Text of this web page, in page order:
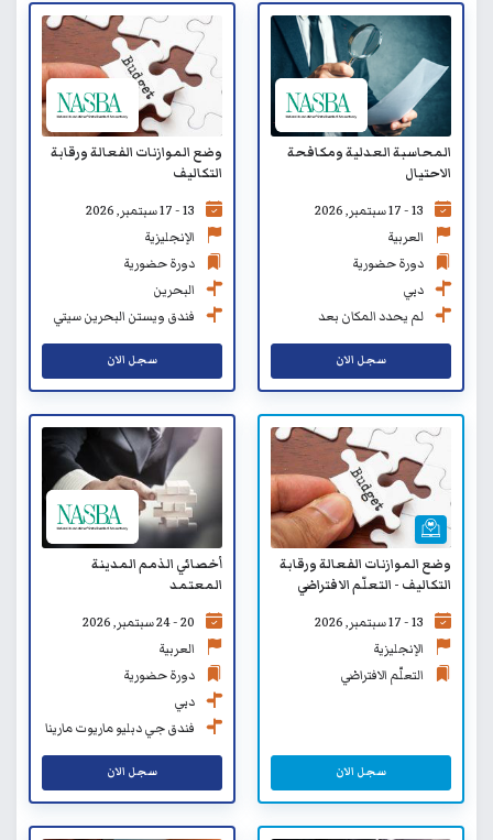
المحاسبة العدلية ومكافحة
الاحتيال
13 - 17 سبتمبر, 2026
العربية
دورة حضورية
دبي
لم يحدد المكان بعد
سجل الان
وضع الموازنات الفعالة ورقابة
التكاليف
13 - 17 سبتمبر, 2026
الإنجليزية
دورة حضورية
البحرين
فندق ويستن البحرين سيتي
سجل الان
وضع الموازنات الفعالة ورقابة
التكاليف - التعلّم الافتراضي
13 - 17 سبتمبر, 2026
الإنجليزية
التعلّم الافتراضي
سجل الان
أخصائي الذمم المدينة
المعتمد
20 - 24 سبتمبر, 2026
العربية
دورة حضورية
دبي
فندق جي دبليو ماريوت مارينا
سجل الان